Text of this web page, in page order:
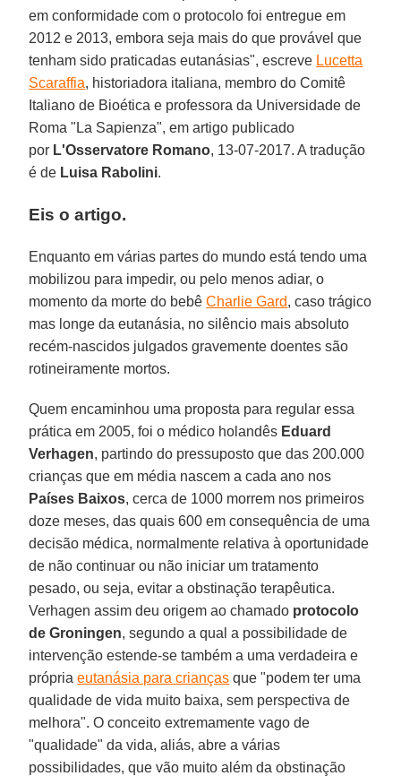
em conformidade com o protocolo foi entregue em
2012 e 2013, embora seja mais do que provável que
tenham sido praticadas eutanásias", escreve Lucetta
Scaraffia, historiadora italiana, membro do Comitê
Italiano de Bioética e professora da Universidade de
Roma "La Sapienza", em artigo publicado
por L'Osservatore Romano, 13-07-2017. A tradução
é de Luisa Rabolini.
Eis o artigo.
Enquanto em várias partes do mundo está tendo uma
mobilizou para impedir, ou pelo menos adiar, o
momento da morte do bebêCharlie Gard, caso trágico
mas longe da eutanásia, no silêncio mais absoluto
recém-nascidos julgados gravemente doentes são
rotineiramente mortos.
Quem encaminhou uma proposta para regular essa
prática em 2005, foi o médico holandês Eduard
Verhagen, partindo do pressuposto que das 200.000
crianças que em média nascem a cada ano nos
Países Baixos, cerca de 1000 morrem nos primeiros
doze meses, das quais 600 em consequência de uma
decisão médica, normalmente relativa à oportunidade
de não continuar ou não iniciar um tratamento
pesado, ou seja, evitar a obstinação terapêutica.
Verhagen assim deu origem ao chamado protocolo
de Groningen, segundo a qual a possibilidade de
intervenção estende-se também a uma verdadeira e
própriaeutanásia para crianças que "podem ter uma
qualidade de vida muito baixa, sem perspectiva de
melhora". O conceito extremamente vago de
"qualidade" da vida, aliás, abre a várias
possibilidades, que vão muito além da obstinação